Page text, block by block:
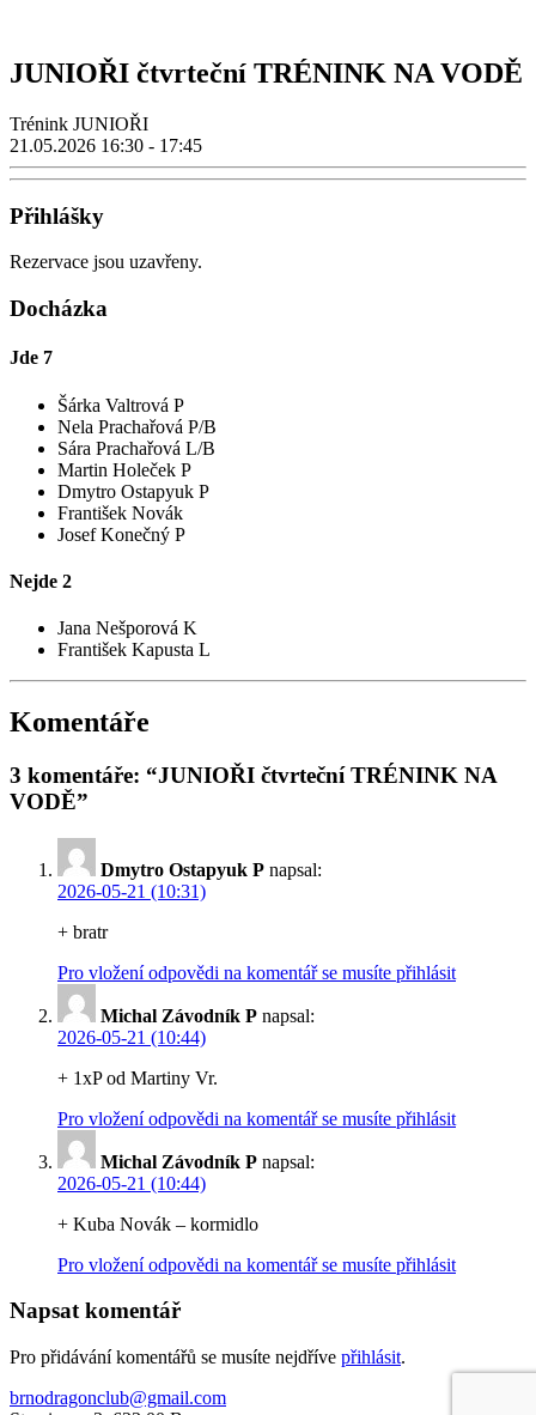
JUNIOŘI čtvrteční TRÉNINK NA VODĚ
Trénink JUNIOŘI
21.05.2026 16:30 - 17:45
Přihlášky
Rezervace jsou uzavřeny.
Docházka
Jde 7
Šárka Valtrová P
Nela Prachařová P/B
Sára Prachařová L/B
Martin Holeček P
Dmytro Ostapyuk P
František Novák
Josef Konečný P
Nejde 2
Jana Nešporová K
František Kapusta L
Komentáře
3 komentáře: “JUNIOŘI čtvrteční TRÉNINK NA
VODĚ”
Dmytro Ostapyuk P napsal:
2026-05-21 (10:31)
+ bratr
Pro vložení odpovědi na komentář se musíte přihlásit
Michal Závodník P napsal:
2026-05-21 (10:44)
+ 1xP od Martiny Vr.
Pro vložení odpovědi na komentář se musíte přihlásit
Michal Závodník P napsal:
2026-05-21 (10:44)
+ Kuba Novák – kormidlo
Pro vložení odpovědi na komentář se musíte přihlásit
Napsat komentář
Pro přidávání komentářů se musíte nejdříve přihlásit.
brnodragonclub@gmail.com